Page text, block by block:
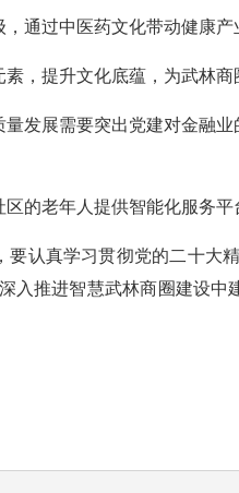
通过中医药文化带动健康产
，提升文化底蕴，为武林
发展需要突出党建对金融
的老年人提供智能化服务
要认真学习贯彻党的二十大
入推进智慧武林商圈建设